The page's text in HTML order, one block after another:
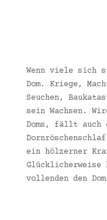
Wenn viele
Dom. Kriege,
Seuchen,
sein Wachsen.
Doms, fällt auch
ein hölzerner
Glücklicherweise
vollenden den